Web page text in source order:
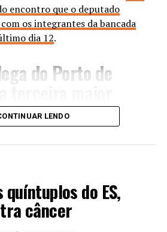
encontro que o deputado
os integrantes da bancada
dia 12.
do Porto de
de importações
maior em valor
de
(DI) no Brasil.
a unidade é
pelo controle
LENDO
do ES,
câncer